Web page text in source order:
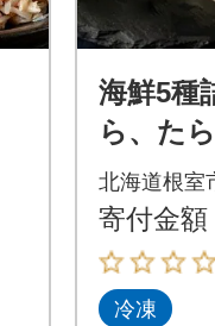
海鮮5種
ら、た
咲がに
ーモン)
北海道根室
寄付金額
冷凍